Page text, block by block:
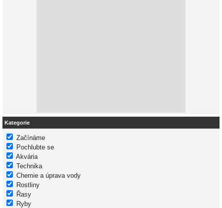
Kategorie
Začínáme
Pochlubte se
Akvária
Technika
Chemie a úprava vody
Rostliny
Řasy
Ryby